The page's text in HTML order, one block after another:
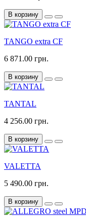
В корзину
TANGO extra CF
6 871.00 грн.
В корзину
TANTAL
4 256.00 грн.
В корзину
VALETTA
5 490.00 грн.
В корзину